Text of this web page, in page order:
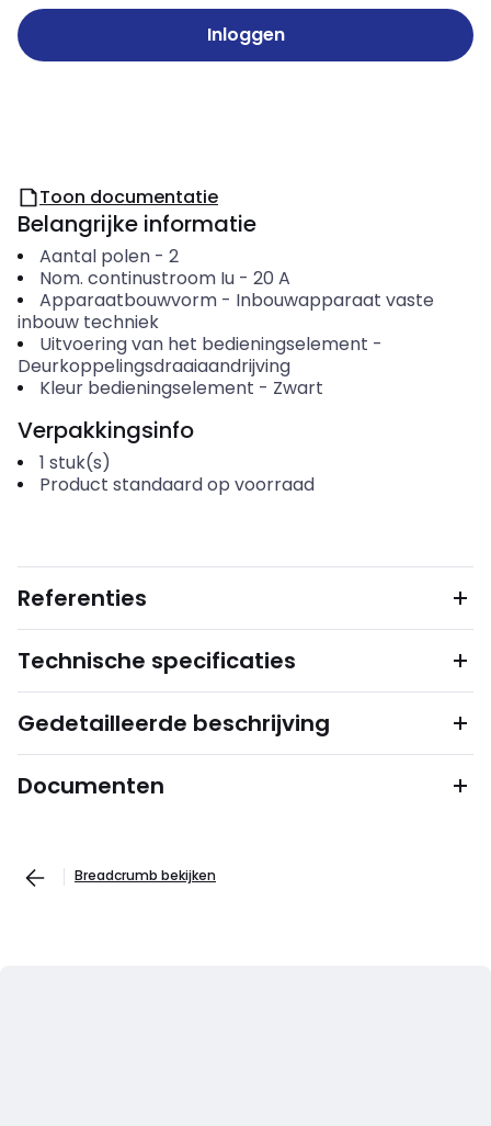
Inloggen
Toon documentatie
Belangrijke informatie
Aantal polen- 2
Nom. continustroom Iu- 20 A
Apparaatbouwvorm- Inbouwapparaat vaste
inbouw techniek
Uitvoering van het bedieningselement -
Deurkoppelingsdraaiaandrijving
Kleur bedieningselement - Zwart
Verpakkingsinfo
1 stuk(s)
Product standaard op voorraad
Referenties
Technische specificaties
Gedetailleerde beschrijving
Documenten
Breadcrumb bekijken